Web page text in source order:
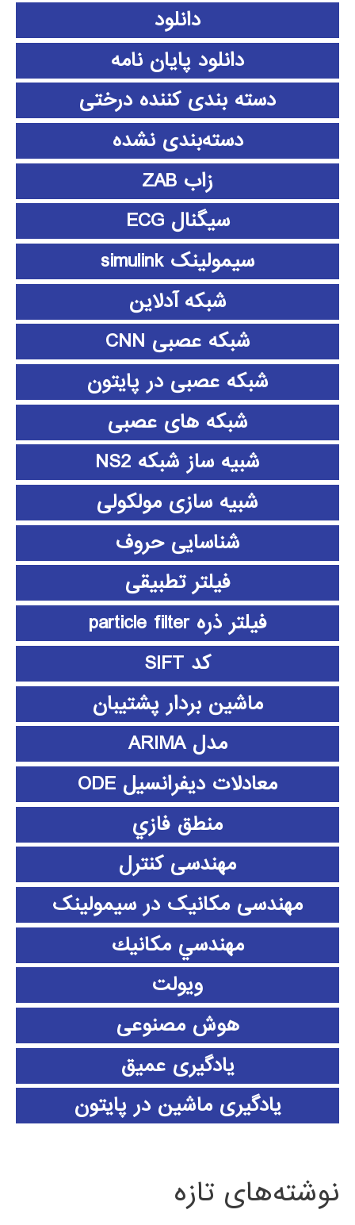
دانلود
دانلود پايان نامه
دسته بندی کننده درختی
دسته‌بندی نشده
زاب ZAB
سیگنال ECG
سیمولینک simulink
شبکه آدلاین
شبکه عصبی CNN
شبکه عصبی در پایتون
شبکه های عصبی
شبیه ساز شبکه NS2
شبیه سازی مولکولی
شناسایی حروف
فیلتر تطبیقی
فیلتر ذره particle filter
کد SIFT
ماشین بردار پشتیبان
مدل ARIMA
معادلات دیفرانسیل ODE
منطق فازي
مهندسی کنترل
مهندسی مکانیک در سیمولینک
مهندسي مكانيك
ویولت
هوش مصنوعی
یادگیری عمیق
یادگیری ماشین در پایتون
نوشته‌های تازه